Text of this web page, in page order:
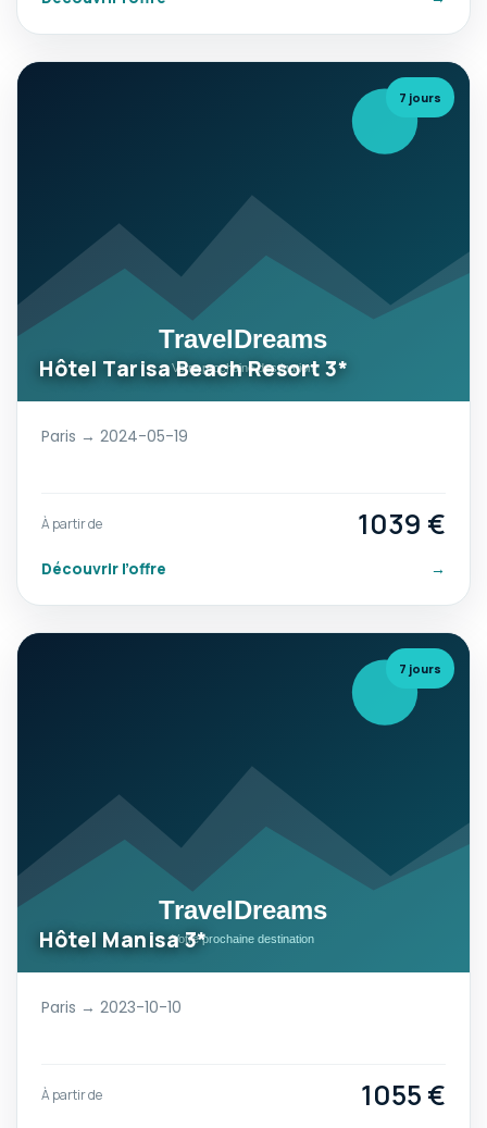
7 jours
Hôtel Tarisa Beach Resort 3*
Paris → 2024-05-19
À partir de 1039 €
Découvrir l’offre →
7 jours
Hôtel Manisa 3*
Paris → 2023-10-10
À partir de 1055 €